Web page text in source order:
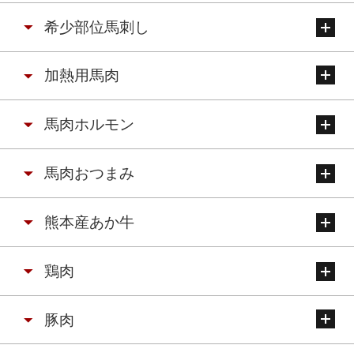
希少部位馬刺し
加熱用馬肉
馬肉ホルモン
馬肉おつまみ
熊本産あか牛
鶏肉
豚肉